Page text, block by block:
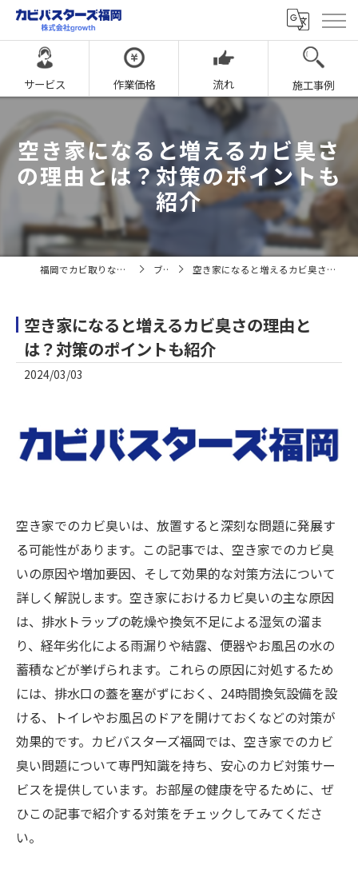
サービス 作業価格 流れ 施工事例
空き家になると増えるカビ臭さ
の理由とは？対策のポイントも
紹介
福岡でカビ取りならカビバスターズ福岡 ブログ 空き家になると増えるカビ臭さの理由とは？対策のポイントも紹介
空き家になると増えるカビ臭さの理由と
は？対策のポイントも紹介
2024/03/03
空き家でのカビ臭いは、放置すると深刻な問題に発展す
る可能性があります。この記事では、空き家でのカビ臭
いの原因や増加要因、そして効果的な対策方法について
詳しく解説します。空き家におけるカビ臭いの主な原因
は、排水トラップの乾燥や換気不足による湿気の溜ま
り、経年劣化による雨漏りや結露、便器やお風呂の水の
蓄積などが挙げられます。これらの原因に対処するため
には、排水口の蓋を塞がずにおく、24時間換気設備を設
ける、トイレやお風呂のドアを開けておくなどの対策が
効果的です。カビバスターズ福岡では、空き家でのカビ
臭い問題について専門知識を持ち、安心のカビ対策サー
ビスを提供しています。お部屋の健康を守るために、ぜ
ひこの記事で紹介する対策をチェックしてみてくださ
い。